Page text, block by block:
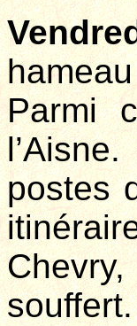
Parmi
postes
souffert.